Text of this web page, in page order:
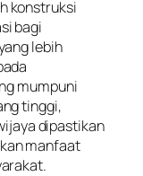
konstruksi
bagi
lebih
mumpuni
tinggi,
dipastikan
manfaat